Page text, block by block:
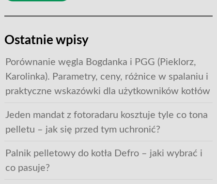
Ostatnie wpisy
Porównanie węgla Bogdanka i PGG (Pieklorz,
Karolinka). Parametry, ceny, różnice w spalaniu i
praktyczne wskazówki dla użytkowników kotłów
Jeden mandat z fotoradaru kosztuje tyle co tona
pelletu – jak się przed tym uchronić?
Palnik pelletowy do kotła Defro – jaki wybrać i
co pasuje?